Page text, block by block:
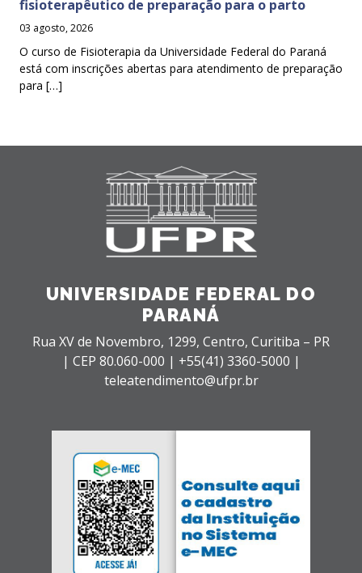
fisioterapêutico de preparação para o parto
03 agosto, 2026
O curso de Fisioterapia da Universidade Federal do Paraná
está com inscrições abertas para atendimento de preparação
para […]
UNIVERSIDADE FEDERAL DO
PARANÁ
Rua XV de Novembro, 1299, Centro, Curitiba – PR
| CEP 80.060-000 | +55(41) 3360-5000 |
teleatendimento@ufpr.br